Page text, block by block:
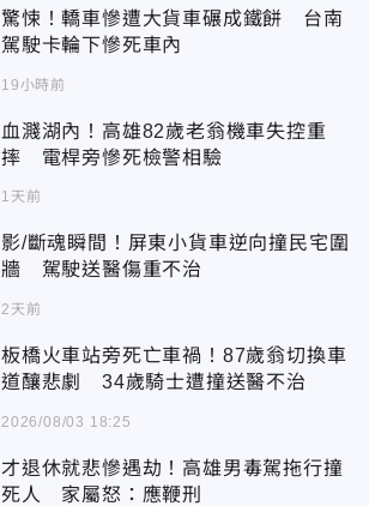
驚悚！轎車慘遭大貨車碾成鐵餅 台南
駕駛卡輪下慘死車內
19小時前
血濺湖內！高雄82歲老翁機車失控重
摔 電桿旁慘死檢警相驗
1天前
影/斷魂瞬間！屏東小貨車逆向撞民宅圍
牆 駕駛送醫傷重不治
2天前
板橋火車站旁死亡車禍！87歲翁切換車
道釀悲劇 34歲騎士遭撞送醫不治
2026/08/03 18:25
才退休就悲慘遇劫！高雄男毒駕拖行撞
死人 家屬怒：應鞭刑